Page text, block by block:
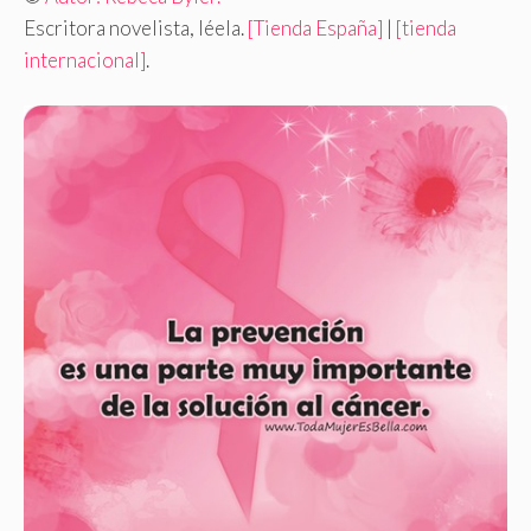
Escritora novelista, léela.[Tienda España] | [tienda
internacional].